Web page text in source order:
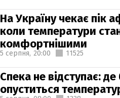
На Україну чекає пік
коли температури
комфортнішими
5 серпня, 20:00 11525
Спека не відступає:
опуститься